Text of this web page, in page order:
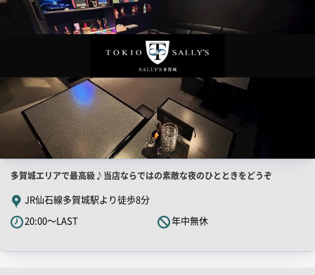
店
舗
PR
キ
多賀城エリアで最高級♪当店ならではの素敵な夜のひとときをどうぞ
JR仙石線多賀城駅より徒歩8分
20:00～LAST
年中無休